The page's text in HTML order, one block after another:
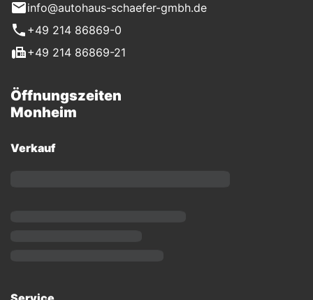
info@autohaus-schaefer-gmbh.de
+49 214 86869-0
+49 214 86869-21
Öffnungszeiten
Monheim
Verkauf